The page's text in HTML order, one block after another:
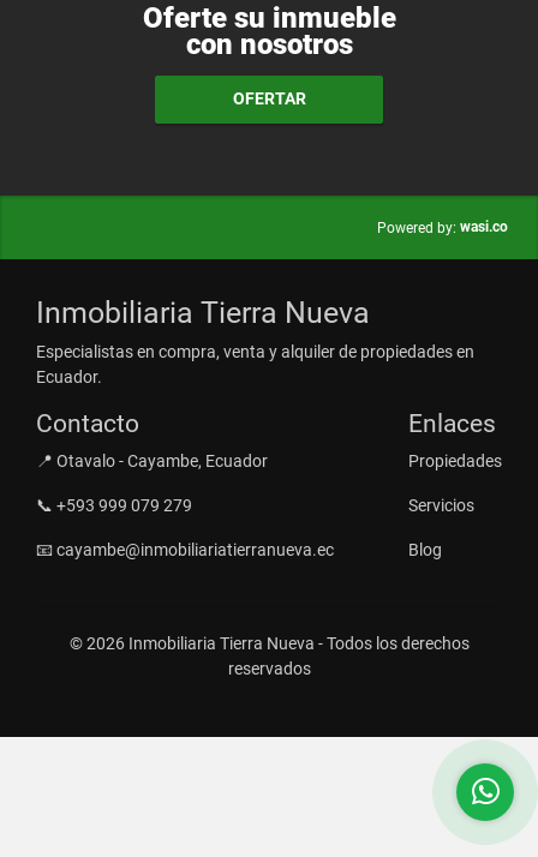
Oferte su inmueble
con nosotros
OFERTAR
Powered by: wasi.co
Inmobiliaria Tierra Nueva
Especialistas en compra, venta y alquiler de propiedades en
Ecuador.
Contacto
📍 Otavalo - Cayambe, Ecuador
📞 +593 999 079 279
📧 cayambe@inmobiliariatierranueva.ec
Enlaces
Propiedades
Servicios
Blog
© 2026 Inmobiliaria Tierra Nueva - Todos los derechos
reservados